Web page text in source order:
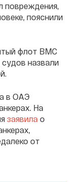
повреждения,
пояснили
флот ВМС
назвали
в ОАЭ
На
заявила о
от